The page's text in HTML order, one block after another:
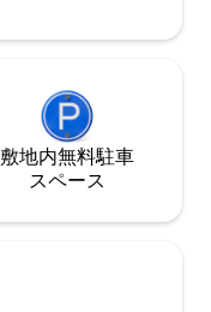
敷地内無料駐⁠車
ス⁠ペ⁠ー⁠ス